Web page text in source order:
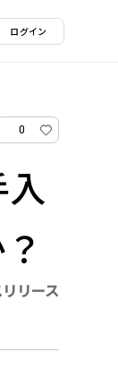
ログイン
0
リース